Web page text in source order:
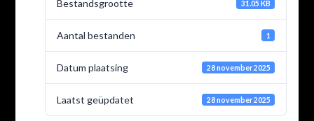
Bestandsgrootte 31.05 KB
Aantal bestanden 1
Datum plaatsing 28 november 2025
Laatst geüpdatet 28 november 2025